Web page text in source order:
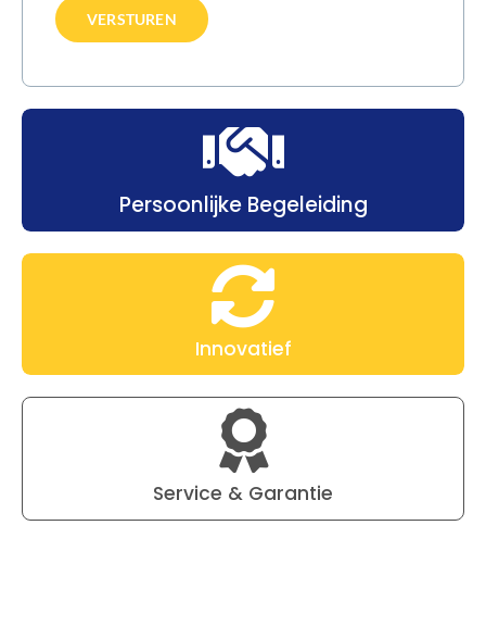
Persoonlijke Begeleiding
Innovatief
Service & Garantie